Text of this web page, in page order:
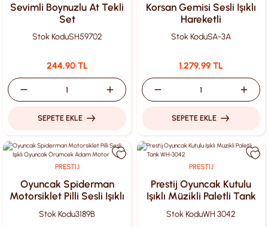
Sevimli Boynuzlu At Tekli
Set
Stok KoduSH59702
244,90 TL
SEPETE EKLE
Korsan Gemisi Sesli Işıklı
Hareketli
Stok KoduSA-3A
1.279,99 TL
SEPETE EKLE
PRESTIJ
Oyuncak Spiderman
Motorsiklet Pilli Sesli Işıklı
Oyuncak Örümcek Adam
Motor
Stok Kodu3189B
PRESTIJ
Prestij Oyuncak Kutulu
Işıklı Müzikli Paletli Tank
WH-3042
Stok KoduWH 3042